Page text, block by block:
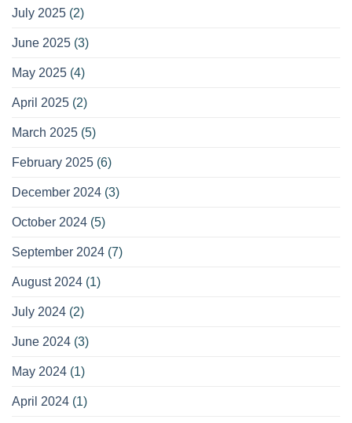
July 2025 (2)
June 2025 (3)
May 2025 (4)
April 2025 (2)
March 2025 (5)
February 2025 (6)
December 2024 (3)
October 2024 (5)
September 2024 (7)
August 2024 (1)
July 2024 (2)
June 2024 (3)
May 2024 (1)
April 2024 (1)